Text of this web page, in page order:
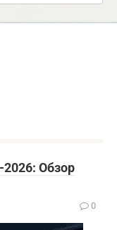
Обзор
0